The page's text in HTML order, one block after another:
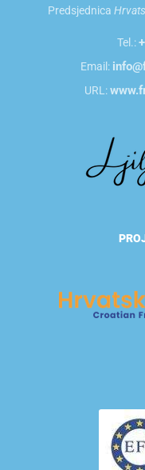
Predsjednica
Tel.:
Email:
URL: